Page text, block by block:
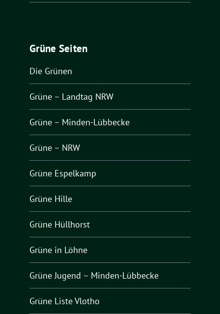
Grüne Seiten
Die Grünen
Grüne – Landtag NRW
Grüne – Minden-Lübbecke
Grüne – NRW
Grüne Espelkamp
Grüne Hille
Grüne Hüllhorst
Grüne in Löhne
Grüne Jugend – Minden-Lübbecke
Grüne Liste Vlotho